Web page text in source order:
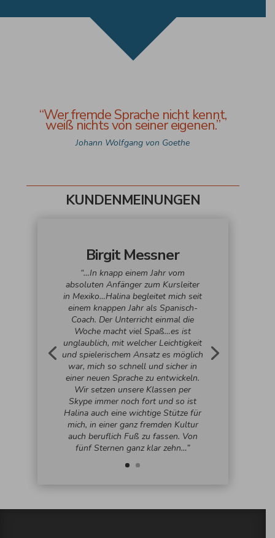
“Wer fremde Sprache nicht kennt,
weiß nichts von seiner eigenen.”
Johann Wolfgang von Goethe
KUNDENMEINUNGEN
Birgit Messner
“…In knapp einem Jahr vom
absoluten Anfänger zum Kursleiter
in Mexiko…Halina begleitet mich seit
einem knappen Jahr als Spanisch-
Coach. Der Unterricht einmal die
Woche macht viel Spaß…es ist
unglaublich, mit welcher Leichtigkeit
und spielerischem Ansatz es möglich
war, mich so schnell und sicher in
einer neuen Sprache zu entwickeln.
Wir setzen unsere Klassen per
Skype immer noch fort und so ist
Halina auch eine wichtige Stütze für
mich, in einer ganz fremden Kultur
auch beruflich Fuß zu fassen. Von
fünf Sternen ganz klar zehn…”